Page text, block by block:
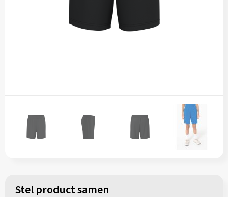
Stel product samen